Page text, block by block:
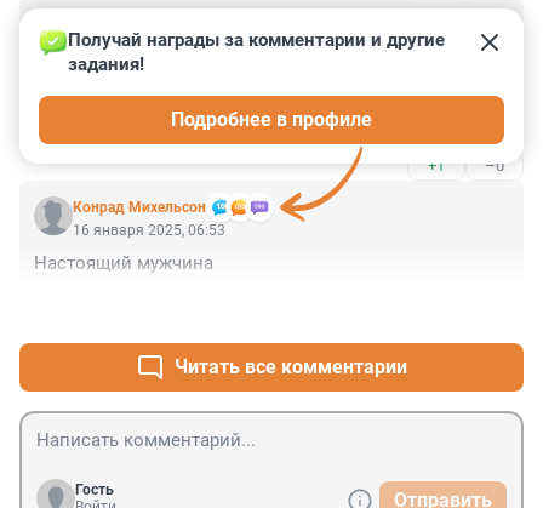
16 января 2025, 11:52
Лет 5 не заходил . Не та фонтанка ныне,по
новостям,и комментам,не фонтан.....
Из гейроппы вещаете?
Мастурбация сейчас ваш удел,не знаете чем завлечь
гостей.
Не всем интересные теммы.
+1 –0
Конрад Михельсон
Получай награды за комментарии и другие
задания!
Подробнее в профиле
16 января 2025, 06:53
Настоящий мужчина
Читать все комментарии
Гость
Отправить